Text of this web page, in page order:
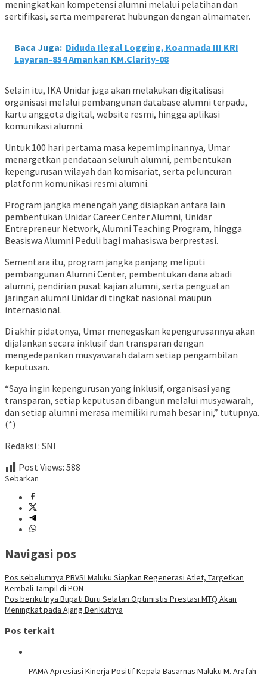
meningkatkan kompetensi alumni melalui pelatihan dan
sertifikasi, serta mempererat hubungan dengan almamater.
Baca Juga: Diduda Ilegal Logging, Koarmada III KRI
Layaran-854 Amankan KM.Clarity-08
Selain itu, IKA Unidar juga akan melakukan digitalisasi
organisasi melalui pembangunan database alumni terpadu,
kartu anggota digital, website resmi, hingga aplikasi
komunikasi alumni.
Untuk 100 hari pertama masa kepemimpinannya, Umar
menargetkan pendataan seluruh alumni, pembentukan
kepengurusan wilayah dan komisariat, serta peluncuran
platform komunikasi resmi alumni.
Program jangka menengah yang disiapkan antara lain
pembentukan Unidar Career Center Alumni, Unidar
Entrepreneur Network, Alumni Teaching Program, hingga
Beasiswa Alumni Peduli bagi mahasiswa berprestasi.
Sementara itu, program jangka panjang meliputi
pembangunan Alumni Center, pembentukan dana abadi
alumni, pendirian pusat kajian alumni, serta penguatan
jaringan alumni Unidar di tingkat nasional maupun
internasional.
Di akhir pidatonya, Umar menegaskan kepengurusannya akan
dijalankan secara inklusif dan transparan dengan
mengedepankan musyawarah dalam setiap pengambilan
keputusan.
“Saya ingin kepengurusan yang inklusif, organisasi yang
transparan, setiap keputusan dibangun melalui musyawarah,
dan setiap alumni merasa memiliki rumah besar ini,” tutupnya.
(*)
Redaksi : SNI
Post Views: 588
Sebarkan
Navigasi pos
Pos sebelumnya PBVSI Maluku Siapkan Regenerasi Atlet, Targetkan
Kembali Tampil di PON
Pos berikutnya Bupati Buru Selatan Optimistis Prestasi MTQ Akan
Meningkat pada Ajang Berikutnya
Pos terkait
PAMA Apresiasi Kinerja Positif Kepala Basarnas Maluku M. Arafah